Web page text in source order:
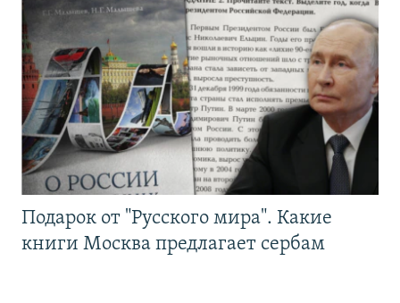
Подарок от "Русского мира". Какие
книги Москва предлагает сербам